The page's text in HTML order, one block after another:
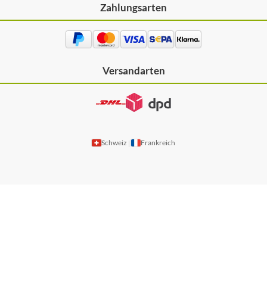
Zahlungsarten
Versandarten
Schweiz | Frankreich